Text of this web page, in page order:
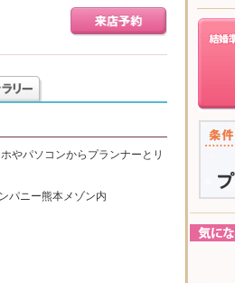
やパソコンからプランナーとリ
パニー熊本メゾン内